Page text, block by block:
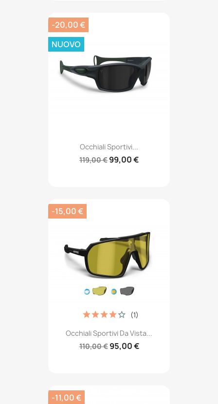
Occhiali Sportivi...
119,00 € 99,00 €
-20,00 €
NUOVO
Occhiali Sportivi Da Vista...
110,00 € 95,00 €
(1)
-15,00 €
-11,00 €